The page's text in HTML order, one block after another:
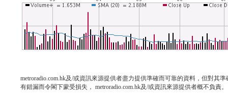
metroradio.com.hk及/或資訊來源提供者盡力提供準確而可靠的資料，但對其
有錯漏而令閣下蒙受損失， metroradio.com.hk及/或資訊來源提供者概不負責。